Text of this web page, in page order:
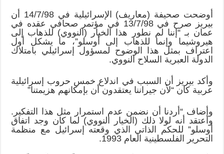
أوضحت صحيفة (معاريف) الإسرائيلية في 14/7/98 أن
بيريز صرح في 13/7/98 في مؤتمر صحافي عقده في
عمان بـ “إننا لم نطور هذا الخيار (النووي) للذهاب إلى
هيروشيما وإنما للذهاب إلى أوسلو”، ما يشكل أول
اعتراف بمثل هذا الوضوح لمسؤول إسرائيلي بامتلاك
الدولة العبرية السلاح النووي.
وأكد بيريز أن السبب في اندلاع خمس حروب إسرائيلية
عربية كان “لأن جيراننا يعتقدون أن بإمكانهم هزيمتنا”
وأضاف “أردنا أن نضمن عدم استمرار مثل هذا التفكير.
وأعتقد أنه لولا ذلك (الخيار النووي) لما كان وجد اتفاق
أوسلو” للحكم الذاتي الذي وقعته إسرائيل مع منظمة
التحرير الفلسطينية العام 1993.